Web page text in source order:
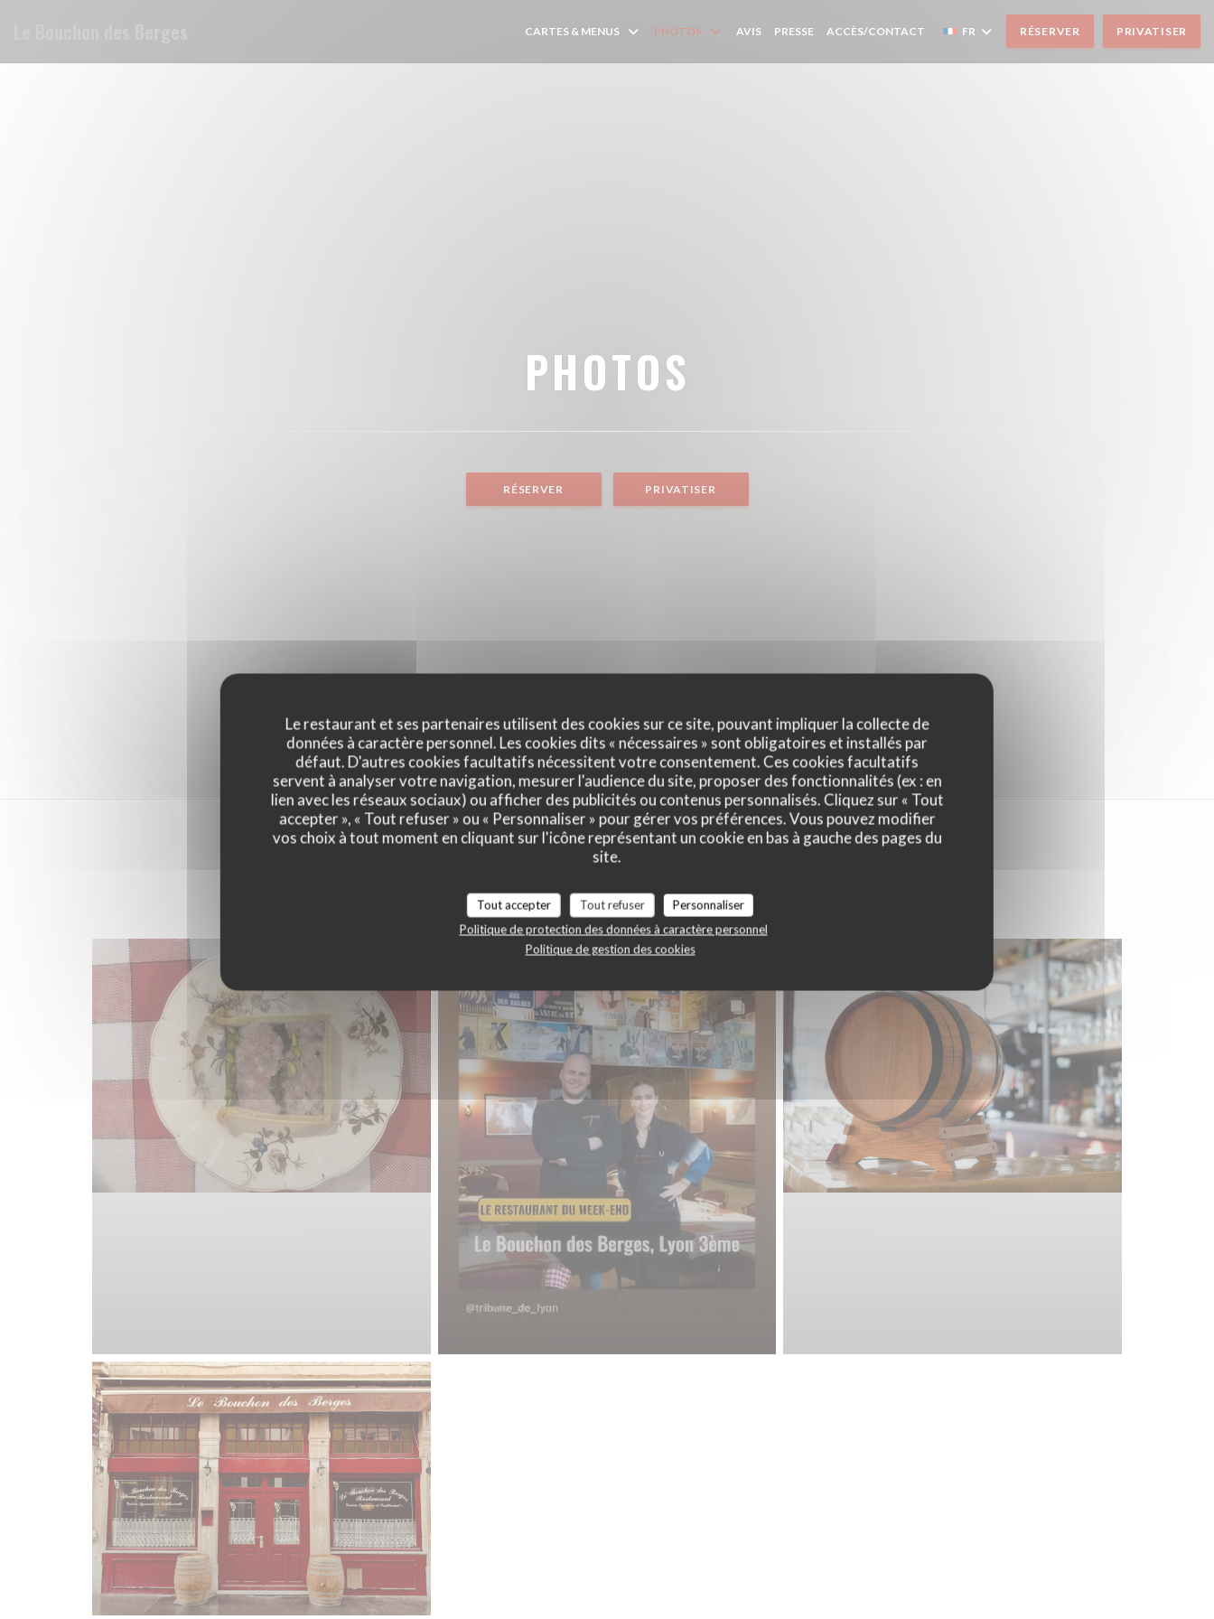
Le restaurant et ses partenaires utilisent des cookies sur ce site, pouvant impliquer la collecte de
données à caractère personnel. Les cookies dits « nécessaires » sont obligatoires et installés par
défaut. D'autres cookies facultatifs nécessitent votre consentement. Ces cookies facultatifs
servent à analyser votre navigation, mesurer l'audience du site, proposer des fonctionnalités (ex : en
lien avec les réseaux sociaux) ou afficher des publicités ou contenus personnalisés. Cliquez sur « Tout
accepter », « Tout refuser » ou « Personnaliser » pour gérer vos préférences. Vous pouvez modifier
vos choix à tout moment en cliquant sur l'icône représentant un cookie en bas à gauche des pages du
site.
Tout accepter Tout refuser
Personnaliser
Politique de protection des données à caractère personnel
Politique de gestion des cookies
CARTES & MENUS PHOTOS AVIS PRESSE ACCÈS/CONTACT FR RÉSERVER PRIVATISER
PHOTOS
RÉSERVER PRIVATISER
Notre établissement